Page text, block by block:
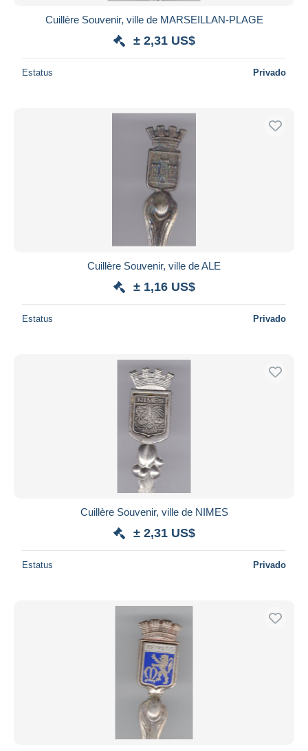
Cuillère Souvenir, ville de MARSEILLAN-PLAGE
± 2,31 US$
Estatus Privado
Cuillère Souvenir, ville de ALE
± 1,16 US$
Estatus Privado
Cuillère Souvenir, ville de NIMES
± 2,31 US$
Estatus Privado